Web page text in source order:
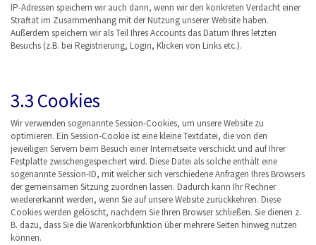
IP-Adressen speichern wir auch dann, wenn wir den konkreten Verdacht einer
Straftat im Zusammenhang mit der Nutzung unserer Website haben.
Außerdem speichern wir als Teil Ihres Accounts das Datum Ihres letzten
Besuchs (z.B. bei Registrierung, Login, Klicken von Links etc.).
3.3 Cookies
Wir verwenden sogenannte Session-Cookies, um unsere Website zu
optimieren. Ein Session-Cookie ist eine kleine Textdatei, die von den
jeweiligen Servern beim Besuch einer Internetseite verschickt und auf Ihrer
Festplatte zwischengespeichert wird. Diese Datei als solche enthält eine
sogenannte Session-ID, mit welcher sich verschiedene Anfragen Ihres Browsers
der gemeinsamen Sitzung zuordnen lassen. Dadurch kann Ihr Rechner
wiedererkannt werden, wenn Sie auf unsere Website zurückkehren. Diese
Cookies werden gelöscht, nachdem Sie Ihren Browser schließen. Sie dienen z.
B. dazu, dass Sie die Warenkorbfunktion über mehrere Seiten hinweg nutzen
können.